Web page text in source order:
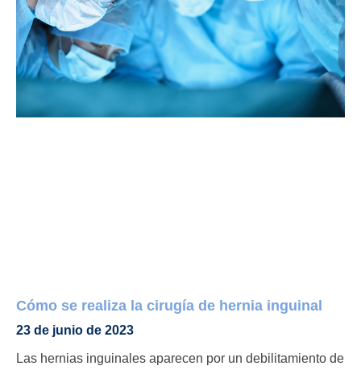
Cómo se realiza la cirugía de hernia inguinal
23 de junio de 2023
Las hernias inguinales aparecen por un debilitamiento de